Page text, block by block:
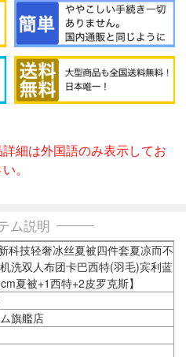
細は外国語のみ表示してお
。
ム説明
科技轻奢冰丝夏被四件套夏凉而不
洗双人布团卡巴西特(羽毛)宾利蓝
夏被+1西特+2皮罗克斯】
旗艦店